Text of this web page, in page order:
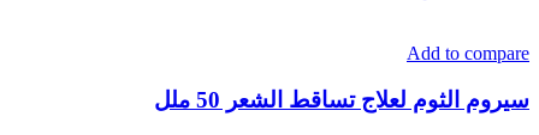
Add to compare
سيروم الثوم لعلاج تساقط الشعر 50 ملل